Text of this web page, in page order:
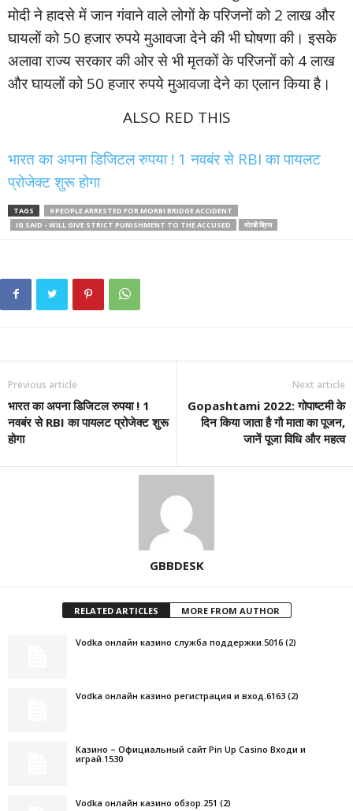
मोदी ने हादसे में जान गंवाने वाले लोगों के परिजनों को 2 लाख और
घायलों को 50 हजार रुपये मुआवजा देने की भी घोषणा की। इसके
अलावा राज्य सरकार की ओर से भी मृतकों के परिजनों को 4 लाख
और घायलों को 50 हजार रुपये मुआवजा देने का एलान किया है।
ALSO RED THIS
भारत का अपना डिजिटल रुपया ! 1 नवबंर से RBI का पायलट
प्रोजेक्ट शुरू होगा
TAGS
9 PEOPLE ARRESTED FOR MORBI BRIDGE ACCIDENT
IG SAID - WILL GIVE STRICT PUNISHMENT TO THE ACCUSED
मोरबी ब्रिज
Previous article
भारत का अपना डिजिटल रुपया ! 1
नवबंर से RBI का पायलट प्रोजेक्ट शुरू
होगा
Next article
Gopashtami 2022: गोपाष्टमी के
दिन किया जाता है गौ माता का पूजन,
जानें पूजा विधि और महत्व
GBBDESK
RELATED ARTICLES MORE FROM AUTHOR
Vodka онлайн казино служба поддержки.5016 (2)
Vodka онлайн казино регистрация и вход.6163 (2)
Казино – Официальный сайт Pin Up Casino Входи и
играй.1530
Vodka онлайн казино обзор.251 (2)